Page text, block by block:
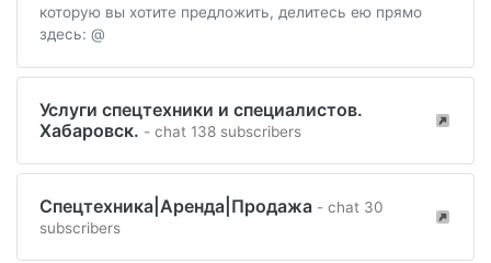
которую вы хотите предложить, делитесь ею прямо
здесь: @
Услуги спецтехники и специалистов.
Хабаровск. - chat 138 subscribers
Спецтехника|Аренда|Продажа - chat 30
subscribers